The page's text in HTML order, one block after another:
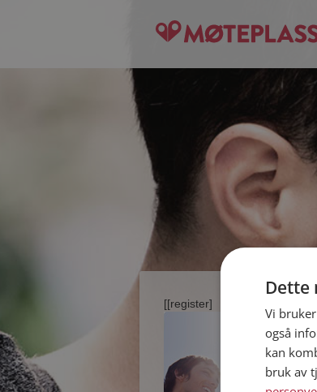
[[register]
Dette
Vi
også
kan
bruk av